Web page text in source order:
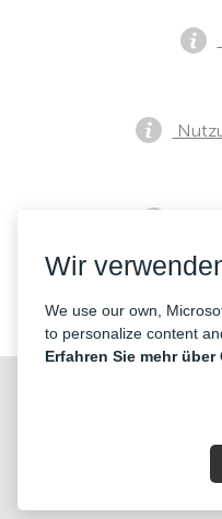
Nummer der Firma:
Wir
We use our own,
to personalize content
Erfahren Sie mehr über